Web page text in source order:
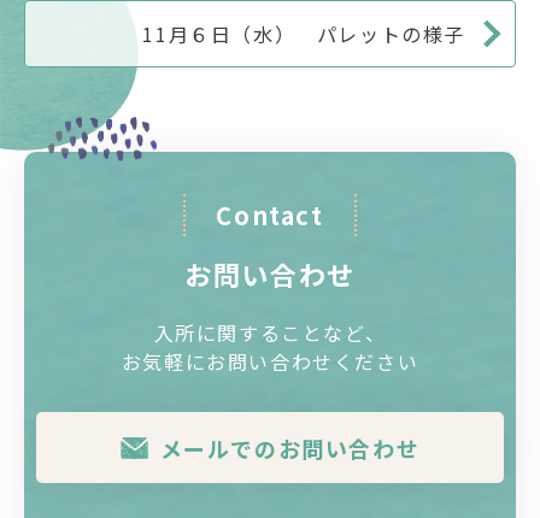
11月６日（水） パレットの様子
Contact
お問い合わせ
入所に関することなど、
お気軽にお問い合わせください
メールでのお問い合わせ